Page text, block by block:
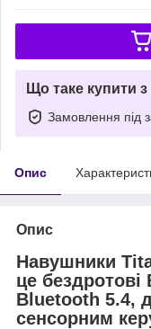
Що таке купити
Замовлення під
Опис
Опис
Навушники
це
Bluetooth 5.4,
сенсорним